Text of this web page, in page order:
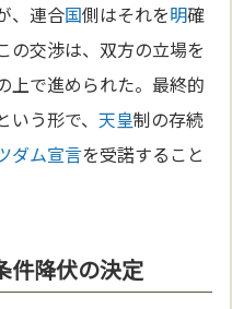
、連合国側はそれを明確
の交渉は、双方の立場を
上で進められた。最終的
いう形で、天皇制の存続
ダム宣言を受諾すること
件降伏の決定